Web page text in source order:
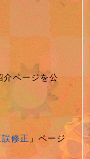
介ページを公
修正」ページ